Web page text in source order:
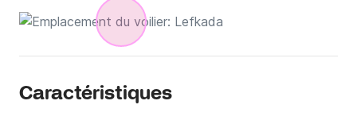
Caractéristiques